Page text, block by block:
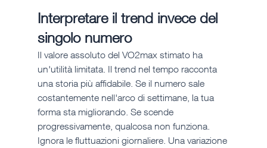
Interpretare il trend invece del
singolo numero
Il valore assoluto del VO2max stimato ha
un'utilità limitata. Il trend nel tempo racconta
una storia più affidabile. Se il numero sale
costantemente nell'arco di settimane, la tua
forma sta migliorando. Se scende
progressivamente, qualcosa non funziona.
Ignora le fluttuazioni giornaliere. Una variazione